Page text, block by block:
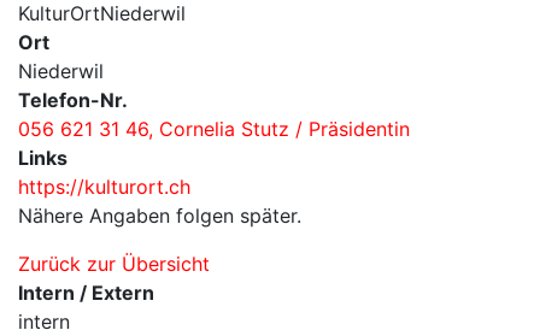
KulturOrtNiederwil
Ort
Niederwil
Telefon-Nr.
056 621 31 46, Cornelia Stutz / Präsidentin
Links
https://kulturort.ch
Nähere Angaben folgen später.
Zurück zur Übersicht
Intern / Extern
intern